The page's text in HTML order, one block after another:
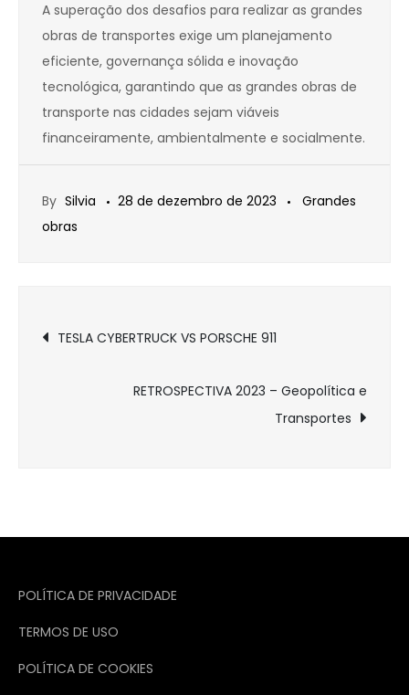
A superação dos desafios para realizar as grandes
obras de transportes exige um planejamento
eficiente, governança sólida e inovação
tecnológica, garantindo que as grandes obras de
transporte nas cidades sejam viáveis
financeiramente, ambientalmente e socialmente.
By Silvia 28 de dezembro de 2023
Grandes
obras
Navegação
TESLA CYBERTRUCK VS PORSCHE 911
RETROSPECTIVA 2023 – Geopolítica e
Transportes
POLÍTICA DE PRIVACIDADE
TERMOS DE USO
POLÍTICA DE COOKIES